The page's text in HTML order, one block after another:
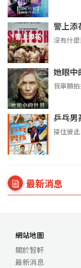
警上添
沒有什
她眼中
我寧願
乒乓男
接住彼此
最新消息
網站地圖
關於智軒
最新消息